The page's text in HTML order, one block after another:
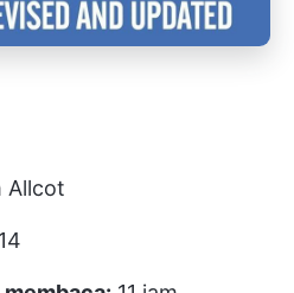
Allcot